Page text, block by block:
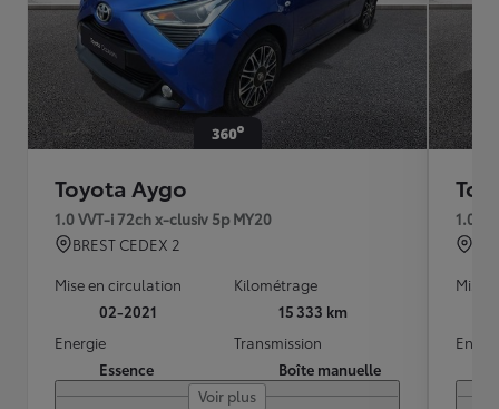
Toyota Aygo
1.0 VVT-i 72ch x-clusiv 5p MY20
BREST CEDEX 2
Mise en circulation
02-2021
Kilométrage
15 333 km
Energie
Essence
Transmission
Boîte manuelle
Voir plus
1.0
Mise